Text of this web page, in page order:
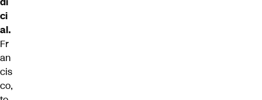
ci
al.
Fr
an
cis
co,